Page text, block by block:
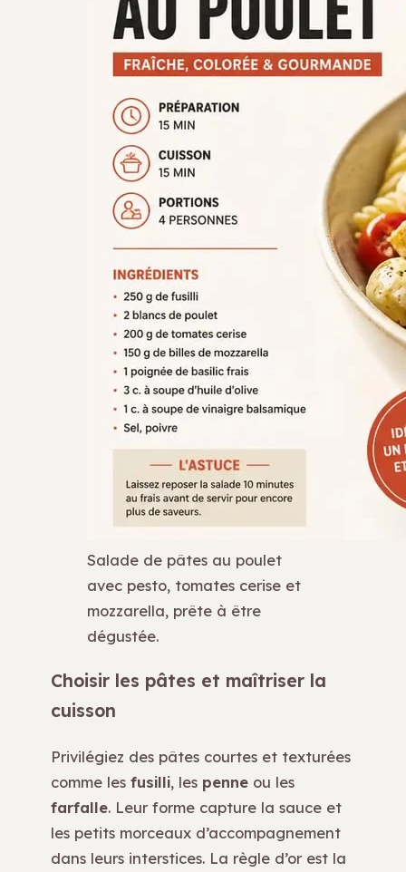
Salade de pâtes au poulet
avec pesto, tomates cerise et
mozzarella, prête à être
dégustée.
Choisir les pâtes et maîtriser la
cuisson
Privilégiez des pâtes courtes et texturées
comme les fusilli, les penne ou les
farfalle. Leur forme capture la sauce et
les petits morceaux d’accompagnement
dans leurs interstices. La règle d’or est la